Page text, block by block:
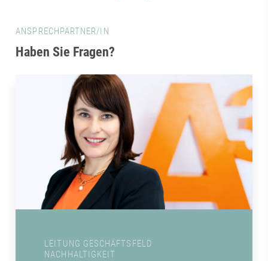
ANSPRECHPARTNER/IN
Haben Sie Fragen?
LEITUNG GESCHÄFTSFELD
NACHHALTIGKEIT